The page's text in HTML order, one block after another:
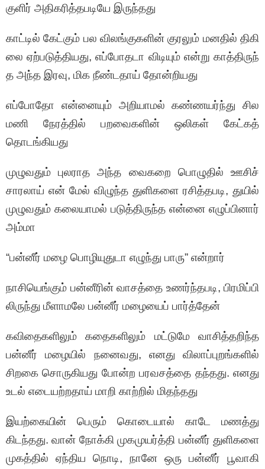
குளிர் அதிகரித்தபடியே இருந்தது
காட்டில் கேட்கும் பல விலங்குகளின் குரலும் மனதில் திகி
லை ஏற்படுத்தியது, எப்போதடா விடியும் என்று காத்திருந்
த அந்த இரவு, மிக நீண்டதாய் தோன்றியது
எப்போதோ என்னையும் அறியாமல் கண்ணயர்ந்து சில
மணி நேரத்தில் பறவைகளின் ஒலிகள் கேட்கத்
தொடங்கியது
முழுவதும் புலராத அந்த வைகறை பொழுதில் ஊசிச்
சாரலாய் என் மேல் விழுந்த துளிகளை ரசித்தபடி, துயில்
முழுவதும் கலையாமல் படுத்திருந்த என்னை எழுப்பினார்
அம்மா
“பன்னீர் மழை பொழியுதுடா எழுந்து பாரு” என்றார்
நாசியெங்கும் பன்னீரின் வாசத்தை உணர்ந்தபடி, பிரமிப்பி
லிருந்து மீளாமலே பன்னீர் மழையைப் பார்த்தேன்
கவிதைகளிலும் கதைகளிலும் மட்டுமே வாசித்தறிந்த
பன்னீர் மழையில் நனைவது, எனது விலாப்புறங்களில்
சிறகை சொருகியது போன்ற பரவசத்தை தந்தது. எனது
உடல் எடையற்றதாய் மாறி காற்றில் மிதந்தது
இயற்கையின் பெரும் கொடையால் காடே மணத்து
கிடந்தது. வான் நோக்கி முகமுயர்த்தி பன்னீர் துளிகளை
முகத்தில் ஏந்திய நொடி, நானே ஒரு பன்னீர் பூவாகி